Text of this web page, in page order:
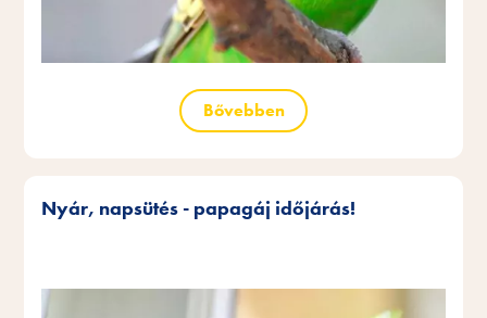
Bővebben
Nyár, napsütés - papagáj időjárás!